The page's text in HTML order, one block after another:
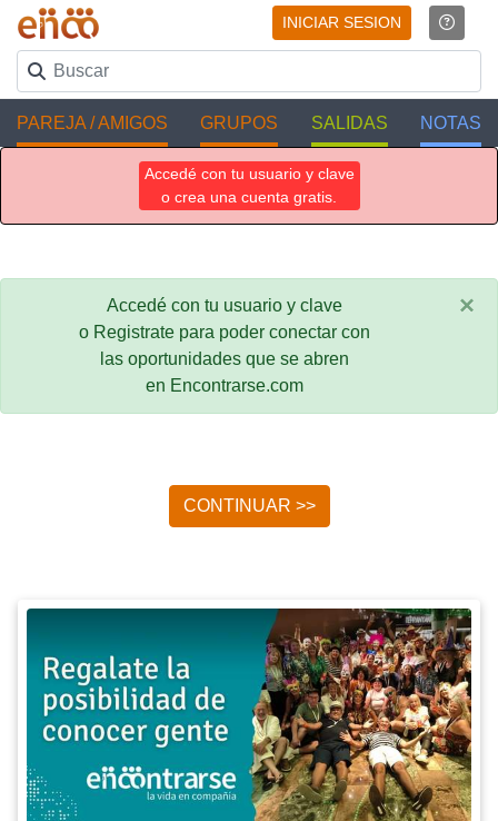
INICIAR SESION
PAREJA / AMIGOS GRUPOS SALIDAS NOTAS
Accedé con tu usuario y clave
o crea una cuenta gratis.
Accedé con tu usuario y clave
o Registrate para poder conectar con
las oportunidades que se abren
en Encontrarse.com
×
CONTINUAR >>